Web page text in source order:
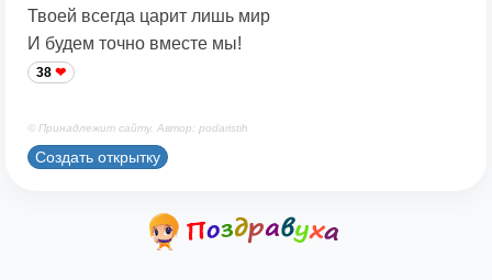
Твоей всегда царит лишь мир
И будем точно вместе мы!
38
© Принадлежит сайту. Автор: podaristih
Создать открытку